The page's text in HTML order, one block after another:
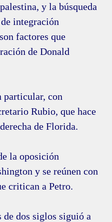
y la búsqueda
integración
factores que
de Donald
particular, con
Rubio, que hace
de Florida.
la oposición
y se reúnen con
critican a Petro.
de dos siglos siguió a